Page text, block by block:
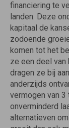
financiering te
landen. Deze
kapitaal de
zodoende
komen tot het
ze een deel van
dragen ze bij
anderzijds
vermogen van 3
onverminderd
alternatieven